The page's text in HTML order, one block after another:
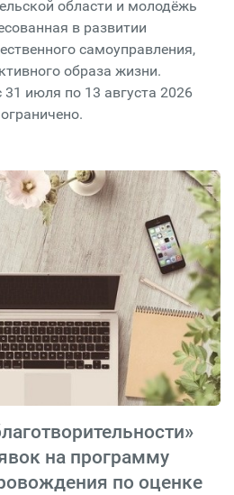
области и молодёжь
в развитии
самоуправления,
образа жизни.
31 июля по 13 августа 2026
на программу
по оценке